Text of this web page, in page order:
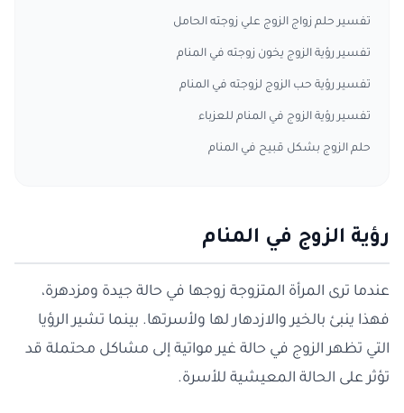
تفسير حلم زواج الزوج علي زوجته الحامل
تفسير رؤية الزوج يخون زوجته في المنام
تفسير رؤية حب الزوج لزوجته في المنام
تفسير رؤية الزوج في المنام للعزباء
حلم الزوج بشكل قبيح في المنام
رؤية الزوج في المنام
عندما ترى المرأة المتزوجة زوجها في حالة جيدة ومزدهرة،
فهذا ينبئ بالخير والازدهار لها ولأسرتها. بينما تشير الرؤيا
التي تظهر الزوج في حالة غير مواتية إلى مشاكل محتملة قد
تؤثر على الحالة المعيشية للأسرة.